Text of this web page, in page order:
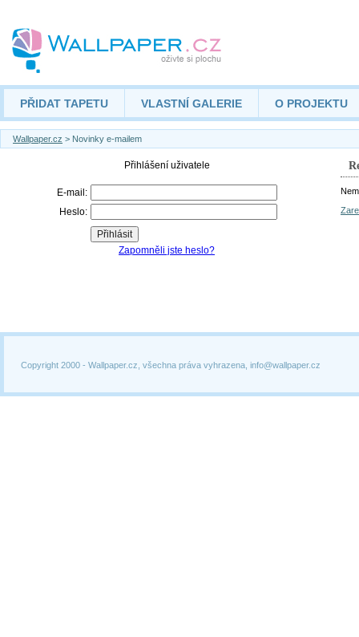
PŘIDAT TAPETU VLASTNÍ GALERIE O PROJEKTU
Wallpaper.cz > Novinky e-mailem
Copyright 2000 - Wallpaper.cz, všechna práva vyhrazena, info@wallpaper.cz